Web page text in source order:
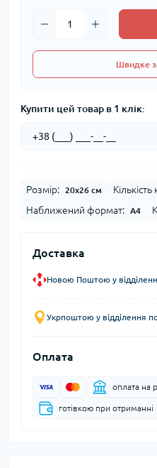
Швидке
Купити цей товар в 1 клік:
Розмір: 20x26 см
Наближений формат: А4
Доставка
Новою Поштою у
Укрпоштою у відділення по
Оплата
оплата на
готівкою при отриманні